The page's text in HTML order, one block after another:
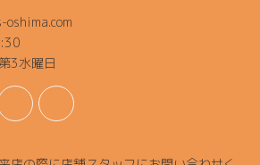
oshima.com
3水曜日